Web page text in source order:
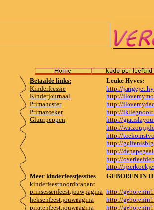
Betaalde links:
Kinderfeessie
Kinderjournaal
Primahoster
Primazoeker
Gluurpoppen
Leuke Hyves:
http://
http://
http://
http://
http://
http://
http://
http://
http://
http://
http://
Meer kinderfeestjessites
kinderfeestnoordbrabant
prinsessenfeest.jouwpagina
heksenfeest.jouwpagina
piratenfeest.jouwpagina
GEBOREN IN
http://
http://
http://